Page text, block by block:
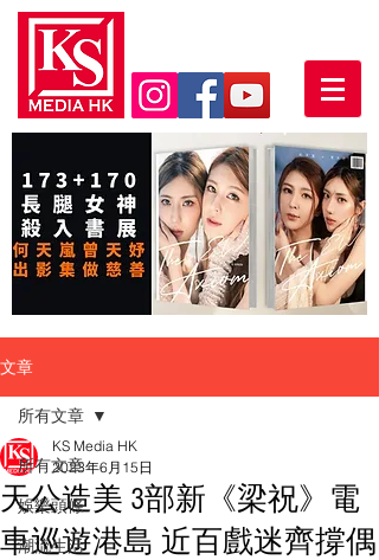
文章
所有文章
娛樂頭條
潮流生活
所有文章
天公造美 3部新《梁祝》電
車巡遊港島 近百戲迷齊撐偶
KS Media HK
2023年6月15日